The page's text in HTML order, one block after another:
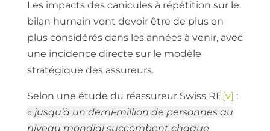
Les impacts des canicules à répétition sur le
bilan humain vont devoir être de plus en
plus considérés dans les années à venir, avec
une incidence directe sur le modèle
stratégique des assureurs.
Selon une étude du réassureur Swiss RE[v] :
« jusqu’à un demi-million de personnes au
niveau mondial succombent chaque